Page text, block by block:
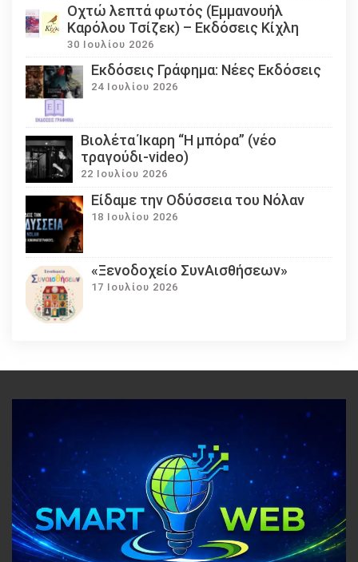
Οχτώ λεπτά φωτός (Εμμανουήλ
Καρόλου Τσίζεκ) – Εκδόσεις Κίχλη
30 Ιουλίου 2026
Εκδόσεις Γράφημα: Νέες Εκδόσεις
24 Ιουλίου 2026
Βιολέτα Ίκαρη “Η μπόρα” (νέο
τραγούδι-video)
22 Ιουλίου 2026
Eίδαμε την Οδύσσεια του Νόλαν
18 Ιουλίου 2026
«Ξενοδοχείο ΣυνΑισθήσεων»
17 Ιουλίου 2026